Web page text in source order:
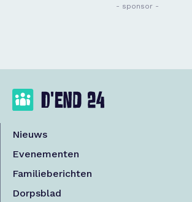
- sponsor -
Nieuws
Evenementen
Familieberichten
Dorpsblad